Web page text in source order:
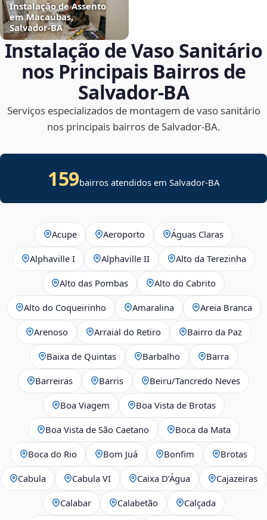
Instalação de Assento
em Macaúbas,
Salvador‑BA
Instalação de Vaso Sanitário
nos Principais Bairros de
Salvador‑BA
Serviços especializados de montagem de vaso sanitário
nos principais bairros de Salvador‑BA.
159bairros atendidos em Salvador-BA
Acupe Aeroporto Águas Claras
Alphaville I Alphaville II Alto da Terezinha
Alto das Pombas Alto do Cabrito
Alto do Coqueirinho Amaralina Areia Branca
Arenoso Arraial do Retiro Bairro da Paz
Baixa de Quintas Barbalho Barra
Barreiras Barris Beiru/Tancredo Neves
Boa Viagem Boa Vista de Brotas
Boa Vista de São Caetano Boca da Mata
Boca do Rio Bom Juá Bonfim Brotas
Cabula Cabula VI Caixa D’Água Cajazeiras
Calabar Calabetão Calçada